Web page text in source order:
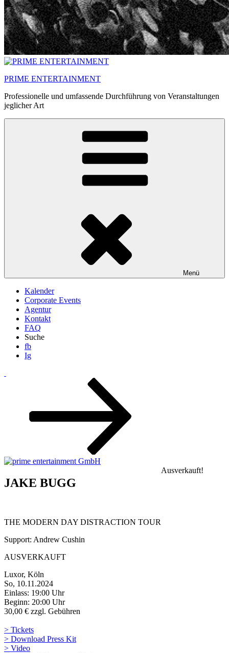
PRIME ENTERTAINMENT
Professionelle und umfassende Durchführung von Veranstaltungen
jeglicher Art
Menü
Kalender
Corporate Events
Agentur
Kontakt
FAQ
Suche
fb
Ig
JAKE BUGG
THE MODERN DAY DISTRACTION TOUR
Support: Andrew Cushin
AUSVERKAUFT
Luxor, Köln
So, 10.11.2024
Einlass: 19:00 Uhr
Beginn: 20:00 Uhr
30,00 € zzgl. Gebühren
> Tickets
> Download Press Kit
> Video
Ausverkauft!